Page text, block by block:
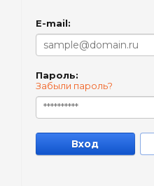
E-mail:
Пароль:
Забыли пароль?
Вход